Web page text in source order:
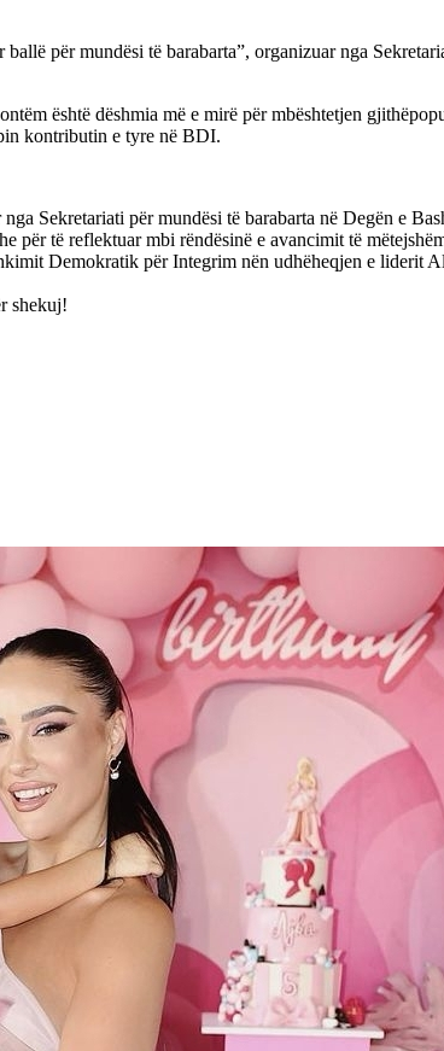
për mundësi të barabarta”, organizuar nga
është dëshmia më e mirë për mbështetjen
kontributin e tyre në BDI.
Sekretariati për mundësi të barabarta në Degën e
të reflektuar mbi rëndësinë e avancimit të
Demokratik për Integrim nën udhëheqjen e liderit
shekuj!